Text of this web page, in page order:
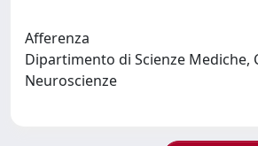
Afferenza
Dipartimento di Scienze Mediche,
Neuroscienze